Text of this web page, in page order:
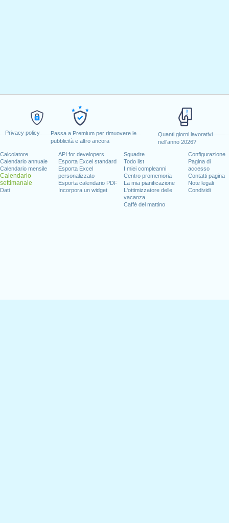
Privacy policy
Passa a Premium per rimuovere le
pubblicità e altro ancora
Quanti giorni lavorativi
nell'anno 2026?
Calcolatore
Calendario annuale
Calendario mensile
Calendario
settimanale
Dati
API for developers
Esporta Excel standard
Esporta Excel
personalizzato
Esporta calendario PDF
Incorpora un widget
Squadre
Todo list
I miei compleanni
Centro promemoria
La mia pianificazione
L'ottimizzatore delle
vacanza
Caffè del mattino
Configurazione
Pagina di
accesso
Contatti pagina
Note legali
Condividi